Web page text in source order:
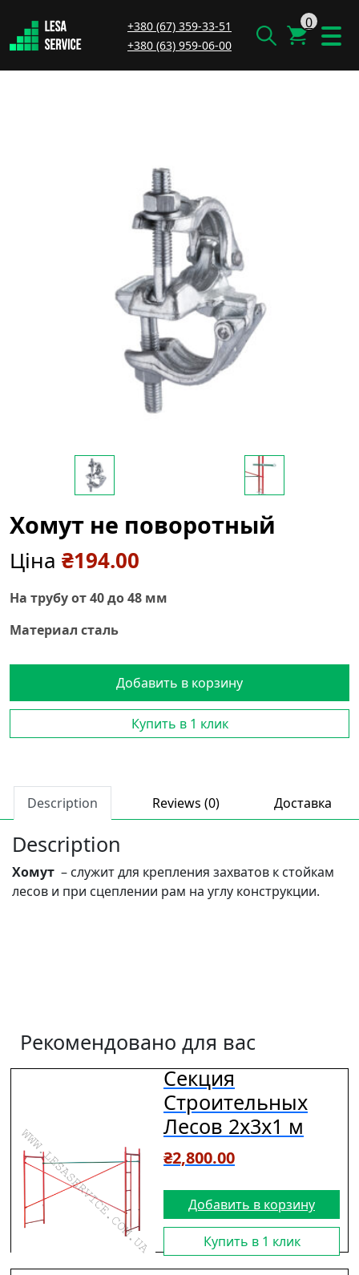
+380 (67) 359-33-51
+380 (63) 959-06-00
0
Хомут не поворотный
Ціна ₴194.00
На трубу от 40 до 48 мм
Материал сталь
Добавить в корзину
Купить в 1 клик
Description Reviews (0) Доставка
Description
Хомут – служит для крепления захватов к стойкам
лесов и при сцеплении рам на углу конструкции.
Рекомендовано для вас
Секция
Строительных
Лесов 2х3х1 м
₴2,800.00
Добавить в корзину
Купить в 1 клик